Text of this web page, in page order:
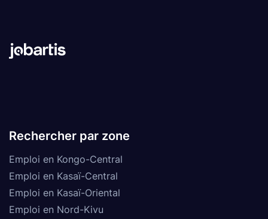
Rechercher par zone
Emploi en Kongo-Central
Emploi en Kasaï-Central
Emploi en Kasaï-Oriental
Emploi en Nord-Kivu